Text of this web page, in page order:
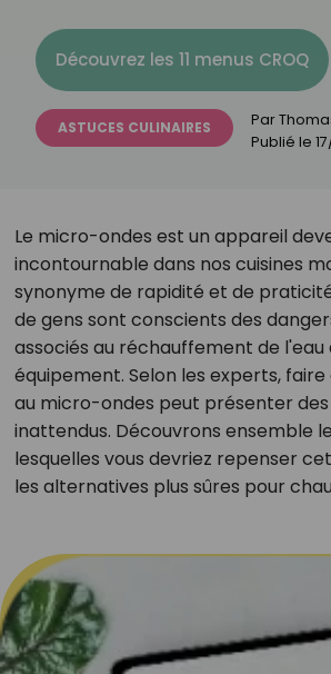
Découvrez les 11 menus CROQ
ASTUCES CULINAIRES Par
Publié le
Le micro-ondes est un appareil
incontournable dans nos cuisines
synonyme de rapidité et de
de gens sont conscients des
associés au réchauffement de l'eau
équipement. Selon les experts,
au micro-ondes peut présenter des
inattendus. Découvrons ensemble
lesquelles vous devriez repenser
les alternatives plus sûres pour